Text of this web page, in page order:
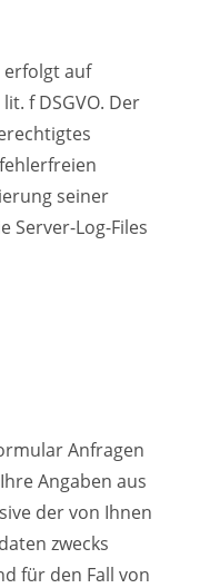
erfolgt auf
f DSGVO. Der
seiner
Server-Log-Files
Anfragen
Angaben aus
der von Ihnen
zwecks
für den Fall von